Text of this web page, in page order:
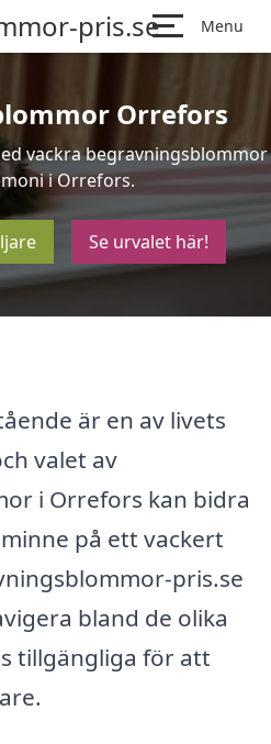
pris.se Menu
Orrefors
vackra begravningsblommor
i Orrefors.
Se urvalet här!
är en av livets
valet av
i Orrefors kan bidra
på ett vackert
pris.se
bland de olika
tillgängliga för att